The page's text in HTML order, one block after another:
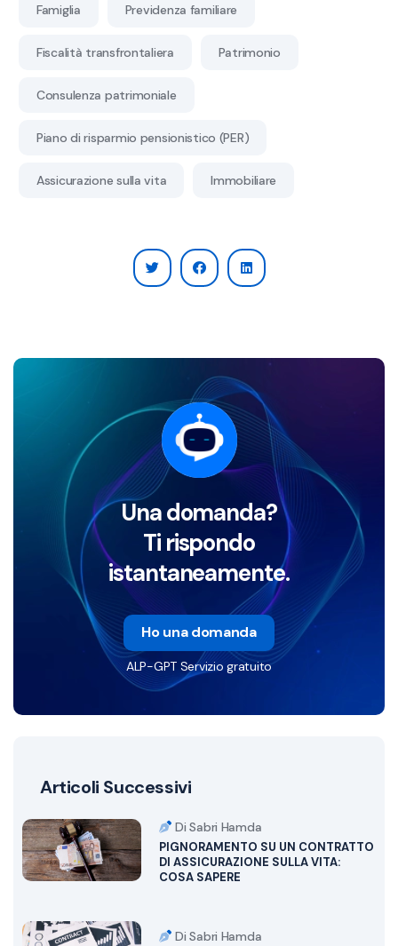
Famiglia Previdenza familiare
Fiscalità transfrontaliera Patrimonio
Consulenza patrimoniale
Piano di risparmio pensionistico (PER)
Assicurazione sulla vita Immobiliare
Una domanda?
Ti rispondo
istantaneamente.
Ho una domanda
ALP-GPT Servizio gratuito
Articoli Successivi
Di Sabri Hamda
PIGNORAMENTO SU UN CONTRATTO
DI ASSICURAZIONE SULLA VITA:
COSA SAPERE
Di Sabri Hamda